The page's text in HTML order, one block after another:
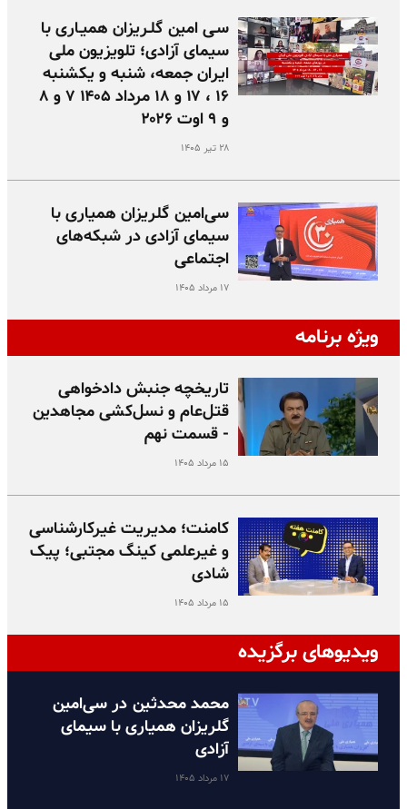
سـی امین گلـریزان همیـاری با
سیمای آزادی؛ تلویزیون ملی
ایران جمعه، شنبه و یکشنبه
۱۶ ، ۱۷ و ۱۸ مرداد ۱۴۰۵ ۷ و ۸
و ۹ اوت ۲۰۲۶
۲۸ تیر ۱۴۰۵
سی‌امین گلریزان همیاری با
سیمای آزادی در شبکه‌های
اجتماعی
۱۷ مرداد ۱۴۰۵
ویژه برنامه
تاریخچه جنبش دادخواهی
قتل‌عام و نسل‌کشی مجاهدین
- قسمت نهم
۱۵ مرداد ۱۴۰۵
کامنت؛ مدیریت غیرکارشناسی
و غیرعلمی کینگ مجتبی؛ پیک
شادی
۱۵ مرداد ۱۴۰۵
ویدیوهای برگزیده
محمد محدثین در سی‌امین
گلریزان همیاری با سیمای
آزادی
۱۷ مرداد ۱۴۰۵